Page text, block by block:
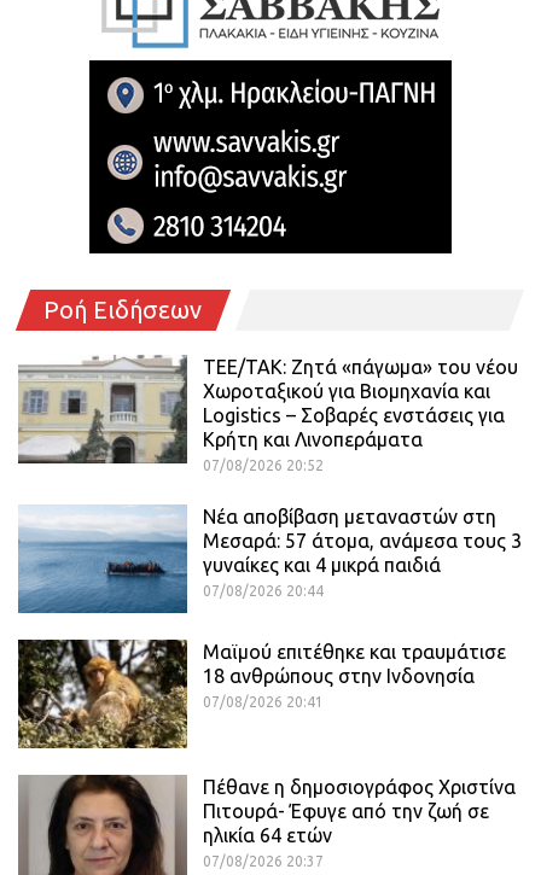
Ροή Ειδήσεων
ΤΕΕ/ΤΑΚ: Ζητά «πάγωμα» του νέου
Χωροταξικού για Βιομηχανία και
Logistics – Σοβαρές ενστάσεις για
Κρήτη και Λινοπεράματα
07/08/2026 20:52
Νέα αποβίβαση μεταναστών στη
Μεσαρά: 57 άτομα, ανάμεσα τους 3
γυναίκες και 4 μικρά παιδιά
07/08/2026 20:44
Μαϊμού επιτέθηκε και τραυμάτισε
18 ανθρώπους στην Ινδονησία
07/08/2026 20:41
Πέθανε η δημοσιογράφος Χριστίνα
Πιτουρά- Έφυγε από την ζωή σε
ηλικία 64 ετών
07/08/2026 20:37